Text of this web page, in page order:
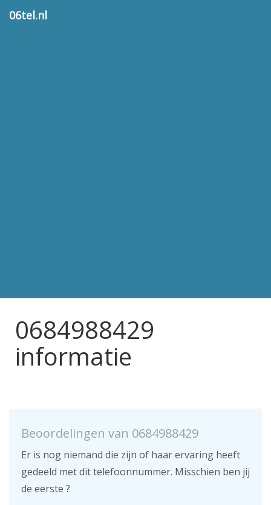
06tel.nl
0684988429
informatie
Beoordelingen van 0684988429
Er is nog niemand die zijn of haar ervaring heeft
gedeeld met dit telefoonnummer. Misschien ben jij
de eerste ?